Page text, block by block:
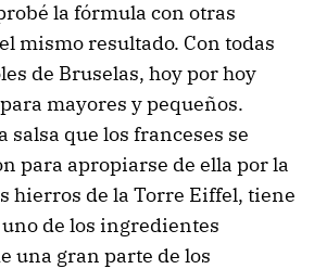
la fórmula con otras
mismo resultado. Con todas
de Bruselas, hoy por hoy
mayores y pequeños.
salsa que los franceses se
para apropiarse de ella por la
hierros de la Torre Eiffel, tiene
de los ingredientes
una gran parte de los